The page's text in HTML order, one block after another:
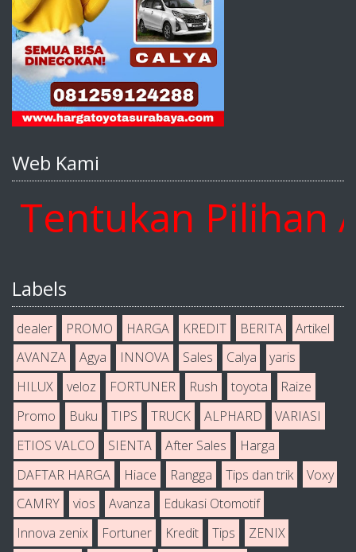
Web Kami
Pilihan
Labels
dealer PROMO HARGA KREDIT BERITA
Artikel
AVANZA
Agya INNOVA Sales Calya
yaris
HILUX
veloz FORTUNER Rush toyota
Raize
Promo
Buku TIPS TRUCK ALPHARD
VARIASI
ETIOS VALCO
SIENTA After Sales
Harga
DAFTAR HARGA
Hiace Rangga Tips dan trik
Voxy
CAMRY
vios Avanza
Edukasi Otomotif
Innova zenix
Fortuner Kredit Tips
ZENIX